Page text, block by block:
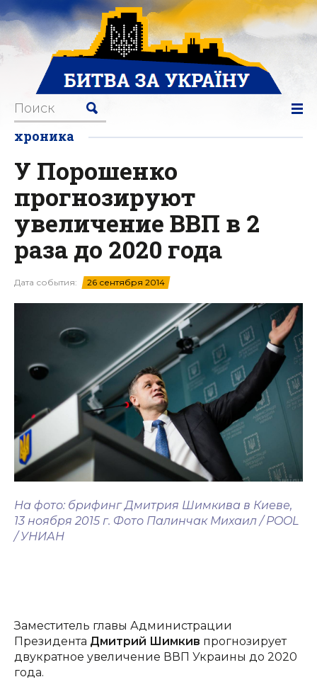
хроника
У Порошенко
прогнозируют
увеличение ВВП в 2
раза до 2020 года
Дата события: 26 сентября 2014
На фото: брифинг Дмитрия Шимкива в Киеве,
13 ноября 2015 г. Фото Палинчак Михаил / POOL
/ УНИАН
Заместитель главы Администрации
Президента Дмитрий Шимкив прогнозирует
двукратное увеличение ВВП Украины до 2020
года.